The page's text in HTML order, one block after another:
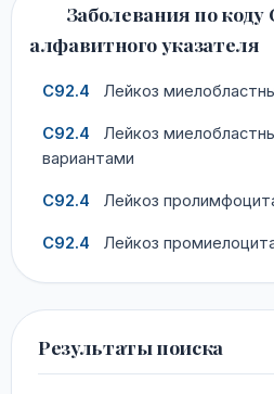
Заболевания по коду
алфавитного указателя
C92.4 Лейкоз
C92.4
Лейкоз
вариантами
C92.4 Лейкоз
C92.4 Лейкоз
Результаты поиска